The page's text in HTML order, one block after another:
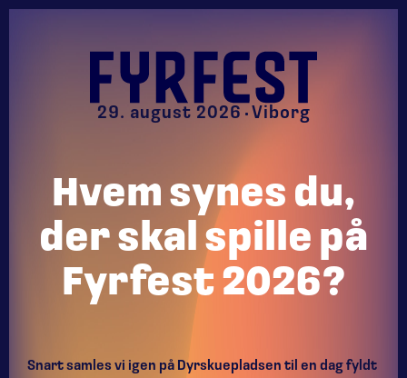
29. august 2026 Viborg
Hvem synes du,
der skal spille på
Fyrfest 2026?
Snart samles vi igen på Dyrskuepladsen til en dag fyldt